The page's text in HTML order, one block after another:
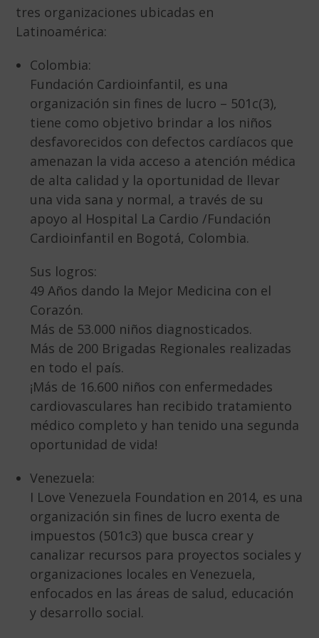
tres organizaciones ubicadas en
Latinoamérica:
Colombia:
Fundación Cardioinfantil, es una
organización sin fines de lucro – 501c(3),
tiene como objetivo brindar a los niños
desfavorecidos con defectos cardíacos que
amenazan la vida acceso a atención médica
de alta calidad y la oportunidad de llevar
una vida sana y normal, a través de su
apoyo al Hospital La Cardio /Fundación
Cardioinfantil en Bogotá, Colombia.
Sus logros:
49 Años dando la Mejor Medicina con el
Corazón.
Más de 53.000 niños diagnosticados.
Más de 200 Brigadas Regionales realizadas
en todo el país.
¡Más de 16.600 niños con enfermedades
cardiovasculares han recibido tratamiento
médico completo y han tenido una segunda
oportunidad de vida!
Venezuela:
I Love Venezuela Foundation en 2014, es una
organización sin fines de lucro exenta de
impuestos (501c3) que busca crear y
canalizar recursos para proyectos sociales y
organizaciones locales en Venezuela,
enfocados en las áreas de salud, educación
y desarrollo social.